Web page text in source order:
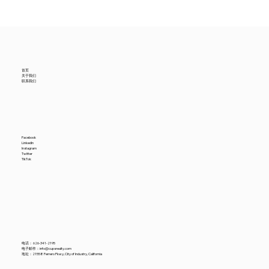
电话： 626-341-2195
电子邮件： info@cupsrealty.com
地址：21558 Ferrero Pkwy, City of Industry, California
首页
关于我们
联系我们
Facebook
LinkedIn
Instagram
Twitter
TikTok